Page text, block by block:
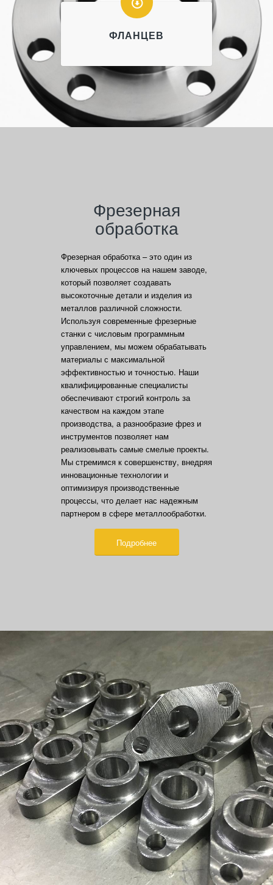
ФЛАНЦЕВ
Фрезерная
обработка
Фрезерная обработка – это один из
ключевых процессов на нашем заводе,
который позволяет создавать
высокоточные детали и изделия из
металлов различной сложности.
Используя современные фрезерные
станки с числовым программным
управлением, мы можем обрабатывать
материалы с максимальной
эффективностью и точностью. Наши
квалифицированные специалисты
обеспечивают строгий контроль за
качеством на каждом этапе
производства, а разнообразие фрез и
инструментов позволяет нам
реализовывать самые смелые проекты.
Мы стремимся к совершенству, внедряя
инновационные технологии и
оптимизируя производственные
процессы, что делает нас надежным
партнером в сфере металлообработки.
Подробнее